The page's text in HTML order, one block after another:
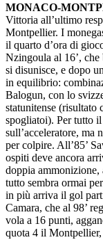
MONACO-
Vittoria all’ultimo
Montpellier. I
il quarto d’ora di
Nzingoula al 16’,
si disunisce, e dopo
in equilibrio:
Balogun, con lo
statunitense (risultato
spogliatoi). Per tutto
sull’acceleratore, ma
per colpire. All’85’
ospiti deve ancora
doppia
tutto sembra ormai
in più arriva il gol
Camara, che al 98’
vola a 16 punti,
quota 4 il